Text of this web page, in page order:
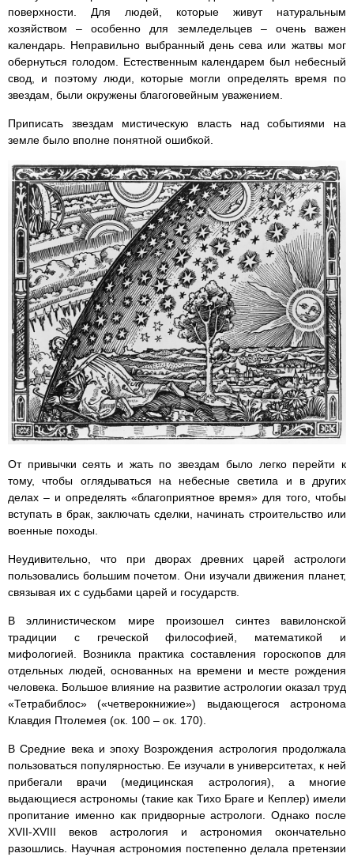
поверхности. Для людей, которые живут натуральным
хозяйством – особенно для земледельцев – очень важен
календарь. Неправильно выбранный день сева или жатвы мог
обернуться голодом. Естественным календарем был небесный
свод, и поэтому люди, которые могли определять время по
звездам, были окружены благоговейным уважением.
Приписать звездам мистическую власть над событиями на
земле было вполне понятной ошибкой.
От привычки сеять и жать по звездам было легко перейти к
тому, чтобы оглядываться на небесные светила и в других
делах – и определять «благоприятное время» для того, чтобы
вступать в брак, заключать сделки, начинать строительство или
военные походы.
Неудивительно, что при дворах древних царей астрологи
пользовались большим почетом. Они изучали движения планет,
связывая их с судьбами царей и государств.
В эллинистическом мире произошел синтез вавилонской
традиции с греческой философией, математикой и
мифологией. Возникла практика составления гороскопов для
отдельных людей, основанных на времени и месте рождения
человека. Большое влияние на развитие астрологии оказал труд
«Тетрабиблос» («четверокнижие») выдающегося астронома
Клавдия Птолемея (ок. 100 – ок. 170).
В Средние века и эпоху Возрождения астрология продолжала
пользоваться популярностью. Ее изучали в университетах, к ней
прибегали врачи (медицинская астрология), а многие
выдающиеся астрономы (такие как Тихо Браге и Кеплер) имели
пропитание именно как придворные астрологи. Однако после
XVII-XVIII веков астрология и астрономия окончательно
разошлись. Научная астрономия постепенно делала претензии